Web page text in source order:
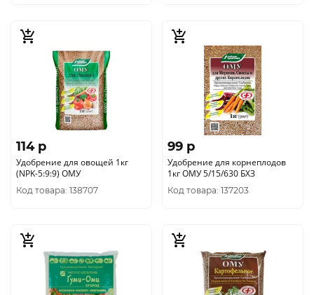
114 p
Удобрение для овощей 1кг
(NРK-5:9:9) ОМУ
Код товара: 138707
99 p
Удобрение для корнеплодов
1кг ОМУ 5/15/630 БХЗ
Код товара: 137203